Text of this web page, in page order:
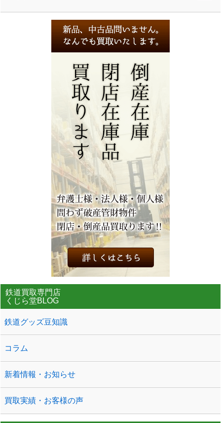
鉄道買取専門店
くじら堂BLOG
鉄道グッズ豆知識
コラム
新着情報・お知らせ
買取実績・お客様の声